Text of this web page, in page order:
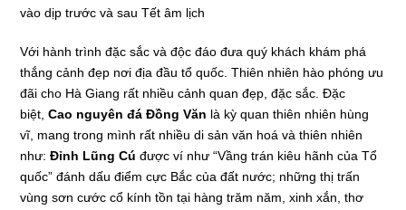
vào dịp trước và sau Tết âm lịch
Với hành trình đặc sắc và độc đáo đưa quý khách khám phá
thắng cảnh đẹp nơi địa đầu tổ quốc. Thiên nhiên hào phóng ưu
đãi cho Hà Giang rất nhiều cảnh quan đẹp, đặc sắc. Đặc
biệt,Cao nguyên đá Đồng Văn là kỳ quan thiên nhiên hùng
vĩ, mang trong mình rất nhiều di sản văn hoá và thiên nhiên
như:Đỉnh Lũng Cú được ví như “Vầng trán kiêu hãnh của Tổ
quốc” đánh dấu điểm cực Bắc của đất nước; những thị trấn
vùng sơn cước cổ kính tồn tại hàng trăm năm, xinh xắn, thơ